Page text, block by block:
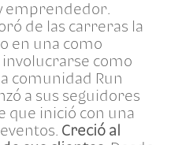
emprendedor.
de las carreras la
en una como
como
comunidad Run
a sus seguidores
que inició con una
Creció al